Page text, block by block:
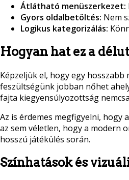
Átlátható menüszerkezet:
Gyors oldalbetöltés: Nem
Logikus kategorizálás:
Hogyan hat ez a
Képzeljük el, hogy egy
feszültségünk jobban nőhet
fajta kiegyensúlyozottság
Az is érdemes megfigyelni, hogy
az sem véletlen, hogy a modern
hosszú játékülés során.
Színhatások és